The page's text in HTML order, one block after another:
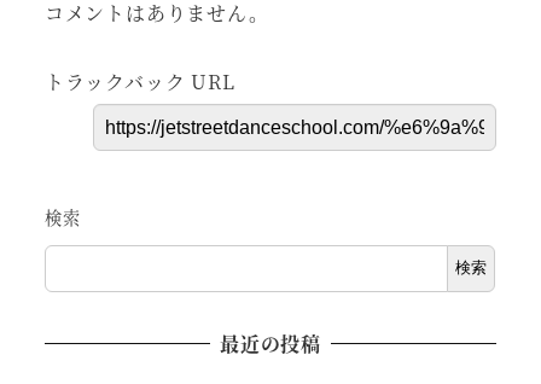
コメントはありません。
トラックバック URL
検索
検索
最近の投稿